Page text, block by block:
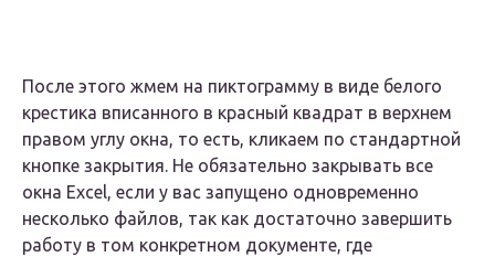
После этого жмем на пиктограмму в виде белого
крестика вписанного в красный квадрат в верхнем
правом углу окна, то есть, кликаем по стандартной
кнопке закрытия. Не обязательно закрывать все
окна Excel, если у вас запущено одновременно
несколько файлов, так как достаточно завершить
работу в том конкретном документе, где